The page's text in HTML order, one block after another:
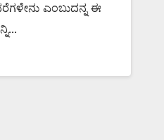
ಎಂಬುದನ್ನ ಈ